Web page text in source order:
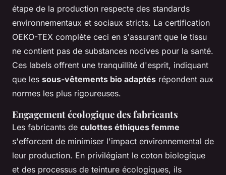
étape de la production respecte des standards
environnementaux et sociaux stricts. La certification
OEKO-TEX complète ceci en s'assurant que le tissu
ne contient pas de substances nocives pour la santé.
Ces labels offrent une tranquillité d'esprit, indiquant
que les sous-vêtements bio adaptés répondent aux
normes les plus rigoureuses.
Engagement écologique des fabricants
Les fabricants de culottes éthiques femme
s'efforcent de minimiser l'impact environnemental de
leur production. En privilégiant le coton biologique
et des processus de teinture écologiques, ils